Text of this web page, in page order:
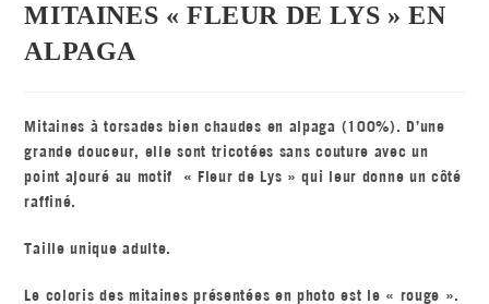
MITAINES « FLEUR DE LYS » EN
ALPAGA
Mitaines à torsades bien chaudes en alpaga (100%). D’une
grande douceur, elle sont tricotées sans couture avec un
point ajouré au motif « Fleur de Lys » qui leur donne un côté
raffiné.
Taille unique adulte.
Le coloris des mitaines présentées en photo est le « rouge ».